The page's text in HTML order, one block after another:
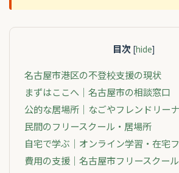
目次 [hide]
名古屋市港区の不登校支援の現状
まずはここへ｜名古屋市の相談窓口
公的な居場所｜なごやフレンドリー
民間のフリースクール・居場所
自宅で学ぶ｜オンライン学習・在宅
費用の支援｜名古屋市フリースクー